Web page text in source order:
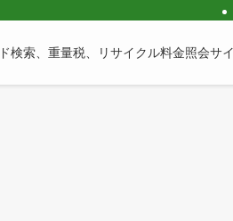
検索、重量税、リサイクル料金照会サ